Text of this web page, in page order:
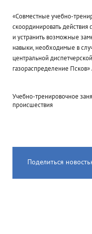
«Совместные учебно-
скоординировать действия
и устранить возможные
навыки, необходимые в
центральной
газораспределение
Учебно-тренировочное
происшествия
Поделиться